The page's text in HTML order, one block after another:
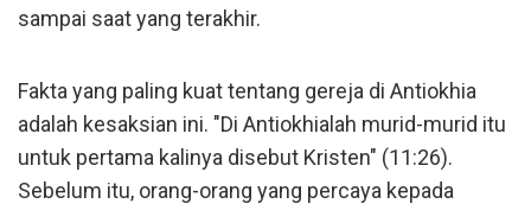
sampai saat yang terakhir.
Fakta yang paling kuat tentang gereja di Antiokhia
adalah kesaksian ini. "Di Antiokhialah murid-murid itu
untuk pertama kalinya disebut Kristen" (11:26).
Sebelum itu, orang-orang yang percaya kepada